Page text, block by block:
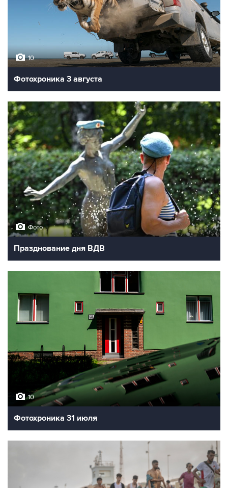
10
Фотохроника 3 августа
Фото
Празднование дня ВДВ
10
Фотохроника 31 июля